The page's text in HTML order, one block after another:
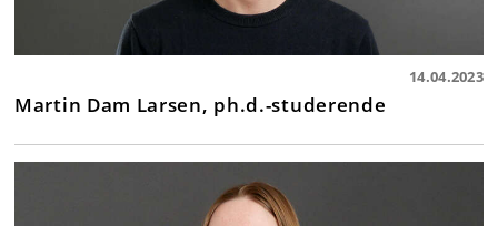
14.04.2023
Martin Dam Larsen, ph.d.-studerende